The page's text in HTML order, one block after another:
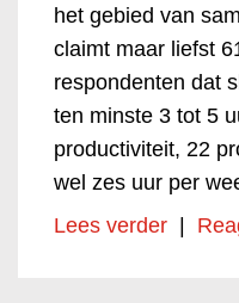
het gebied van
claimt maar liefst
respondenten dat
ten minste 3 tot 5
productiviteit, 22
wel zes uur per
Lees verder